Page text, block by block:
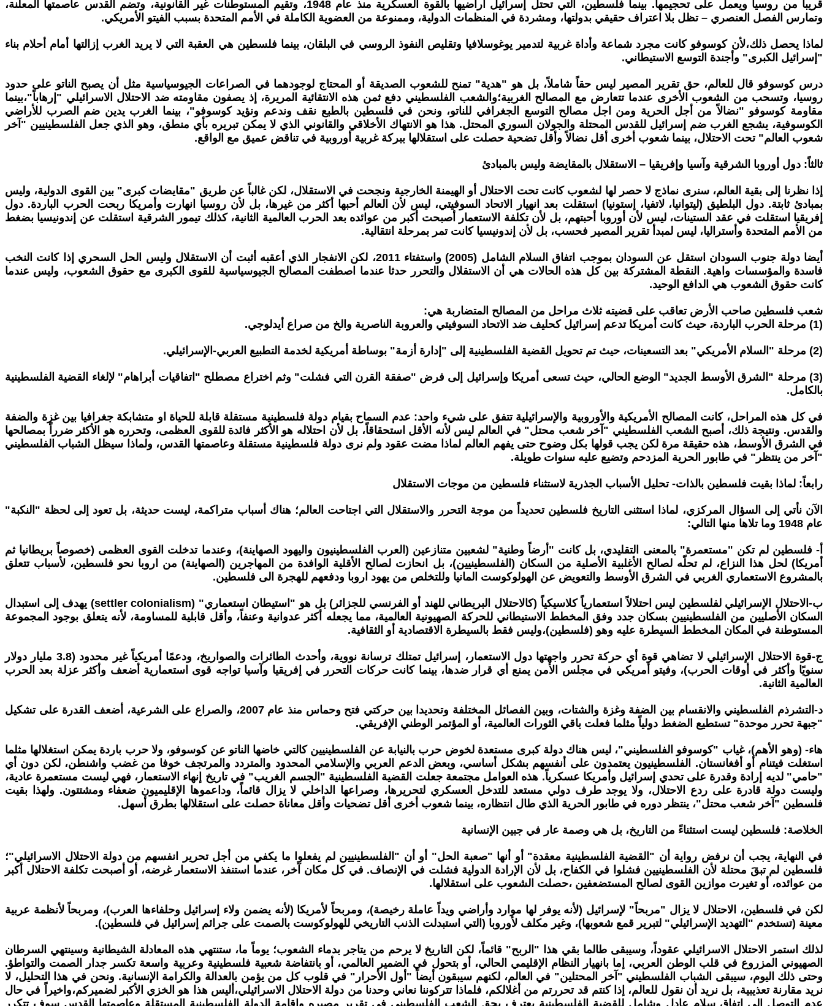
قريبا من روسيا ويعمل على تحجيمها. بينما فلسطين، التي تحتل إسرائيل أراضيها بالقوة العسكرية منذ عام 1948، وتقيم المستوطنات غير القانونية، وتضم القدس عاصمتها المعلنة،
وتمارس الفصل العنصري – تظل بلا اعتراف حقيقي بدولتها، ومشردة في المنظمات الدولية، وممنوعة من العضوية الكاملة في الأمم المتحدة بسبب الفيتو الأمريكي.
لماذا يحصل ذلك،لأن كوسوفو كانت مجرد شماعة وأداة غربية لتدمير يوغوسلافيا وتقليص النفوذ الروسي في البلقان، بينما فلسطين هي العقبة التي لا يريد الغرب إزالتها أمام أحلام بناء
"إسرائيل الكبرى" وأجندة التوسع الاستيطاني.
درس كوسوفو قال للعالم، حق تقرير المصير ليس حقاً شاملاً، بل هو "هدية" تمنح للشعوب الصديقة أو المحتاج لوجودهما في الصراعات الجيوسياسية مثل أن يصبح الناتو على حدود
روسيا، وتسحب من الشعوب الأخرى عندما تتعارض مع المصالح الغربية؛والشعب الفلسطيني دفع ثمن هذه الانتقائية المريرة، إذ يصفون مقاومته ضد الاحتلال الاسرائيلي "إرهاباً"،بينما
مقاومة كوسوفو "نضالاً من أجل الحرية ومن اجل مصالح التوسع الجغرافي للناتو، ونحن في فلسطين بالطبع نقف وندعم ونؤيد كوسوفو"، بينما الغرب يدين ضم الصرب للأراضي
الكوسوفية، يشجع الغرب ضم إسرائيل للقدس المحتلة والجولان السوري المحتل. هذا هو الانتهاك الأخلاقي والقانوني الذي لا يمكن تبريره بأي منطق، وهو الذي جعل الفلسطينيين "آخر
شعوب العالم" تحت الاحتلال، بينما شعوب أخرى أقل نضالاً وأقل تضحية حصلت على استقلالها ببركة غربية أوروبية في تناقض عميق مع الواقع.
ثالثاً: دول أوروبا الشرقية وآسيا وإفريقيا – الاستقلال بالمقايضة وليس بالمبادئ
إذا نظرنا إلى بقية العالم، سنرى نماذج لا حصر لها لشعوب كانت تحت الاحتلال أو الهيمنة الخارجية ونجحت في الاستقلال، لكن غالباً عن طريق "مقايضات كبرى" بين القوى الدولية، وليس
بمبادئ ثابتة. دول البلطيق (ليتوانيا، لاتفيا، إستونيا) استقلت بعد انهيار الاتحاد السوفيتي، ليس لأن العالم أحبها أكثر من غيرها، بل لأن روسيا انهارت وأمريكا ربحت الحرب الباردة. دول
إفريقيا استقلت في عقد الستينات، ليس لأن أوروبا أحبتهم، بل لأن تكلفة الاستعمار أصبحت أكبر من عوائده بعد الحرب العالمية الثانية، كذلك تيمور الشرقية استقلت عن إندونيسيا بضغط
من الأمم المتحدة وأستراليا، ليس لمبدأ تقرير المصير فحسب، بل لأن إندونيسيا كانت تمر بمرحلة انتقالية.
أيضا دولة جنوب السودان استقل عن السودان بموجب اتفاق السلام الشامل (2005) واستفتاء 2011، لكن الانفجار الذي أعقبه أثبت أن الاستقلال وليس الحل السحري إذا كانت النخب
فاسدة والمؤسسات واهية. النقطة المشتركة بين كل هذه الحالات هي أن الاستقلال والتحرر حدثا عندما اصطفت المصالح الجيوسياسية للقوى الكبرى مع حقوق الشعوب، وليس عندما
كانت حقوق الشعوب هي الدافع الوحيد.
شعب فلسطين صاحب الأرض تعاقب على قضيته ثلاث مراحل من المصالح المتضاربة هي:
(1) مرحلة الحرب الباردة، حيث كانت أمريكا تدعم إسرائيل كحليف ضد الاتحاد السوفيتي والعروبة الناصرية والخ من صراع أيدلوجي.
(2) مرحلة "السلام الأمريكي" بعد التسعينات، حيث تم تحويل القضية الفلسطينية إلى "إدارة أزمة" بوساطة أمريكية لخدمة التطبيع العربي-الإسرائيلي.
(3) مرحلة "الشرق الأوسط الجديد" الوضع الحالي، حيث تسعى أمريكا وإسرائيل إلى فرض "صفقة القرن التي فشلت" وثم اختراع مصطلح "اتفاقيات أبراهام" لإلغاء القضية الفلسطينية
بالكامل.
في كل هذه المراحل، كانت المصالح الأمريكية والأوروبية والإسرائيلية تتفق على شيء واحد: عدم السماح بقيام دولة فلسطينية مستقلة قابلة للحياة او متشابكة جغرافيا بين غزة والضفة
والقدس. ونتيجة ذلك، أصبح الشعب الفلسطيني "آخر شعب محتل" في العالم ليس لأنه الأقل استحقاقاً، بل لأن احتلاله هو الأكثر فائدة للقوى العظمى، وتحرره هو الأكثر ضرراً بمصالحها
في الشرق الأوسط، هذه حقيقة مرة لكن يجب قولها بكل وضوح حتى يفهم العالم لماذا مضت عقود ولم نرى دولة فلسطينية مستقلة وعاصمتها القدس، ولماذا سيظل الشباب الفلسطيني
"آخر من ينتظر" في طابور الحرية المزدحم وتضيع عليه سنوات طويلة.
رابعاً: لماذا بقيت فلسطين بالذات- تحليل الأسباب الجذرية لاستثناء فلسطين من موجات الاستقلال
الآن نأتي إلى السؤال المركزي، لماذا استثنى التاريخ فلسطين تحديداً من موجة التحرر والاستقلال التي اجتاحت العالم؛ هناك أسباب متراكمة، ليست حديثة، بل تعود إلى لحظة "النكبة"
عام 1948 وما تلاها منها التالي:
أ- فلسطين لم تكن "مستعمرة" بالمعنى التقليدي، بل كانت "أرضاً وطنية" لشعبين متنازعين (العرب الفلسطينيون واليهود الصهاينة)، وعندما تدخلت القوى العظمى (خصوصاً بريطانيا ثم
أمريكا) لحل هذا النزاع، لم تحلّه لصالح الأغلبية الأصلية من السكان (الفلسطينيين)، بل انحازت لصالح الأقلية الوافدة من المهاجرين (الصهاينة) من اروبا نحو فلسطين، لأسباب تتعلق
بالمشروع الاستعماري الغربي في الشرق الأوسط والتعويض عن الهولوكوست المانيا وللتخلص من يهود اروبا ودفعهم للهجرة الى فلسطين.
ب-الاحتلال الإسرائيلي لفلسطين ليس احتلالاً استعمارياً كلاسيكياً (كالاحتلال البريطاني للهند أو الفرنسي للجزائر) بل هو "استيطان استعماري" (settler colonialism) يهدف إلى استبدال
السكان الأصليين من الفلسطينيين بسكان جدد وفق المخطط الاستيطاني للحركة الصهيونية العالمية، مما يجعله أكثر عدوانية وعنفاً، وأقل قابلية للمساومة، لأنه يتعلق بوجود المجموعة
المستوطنة في المكان المخطط السيطرة عليه وهو (فلسطين)،وليس فقط بالسيطرة الاقتصادية أو الثقافية.
ج-قوة الاحتلال الإسرائيلي لا تضاهي قوة أي حركة تحرر واجهتها دول الاستعمار، إسرائيل تمتلك ترسانة نووية، وأحدث الطائرات والصواريخ، ودعمًا أمريكياً غير محدود (3.8 مليار دولار
سنويًا وأكثر في أوقات الحرب)، وفيتو أمريكي في مجلس الأمن يمنع أي قرار ضدها، بينما كانت حركات التحرر في إفريقيا وآسيا تواجه قوى استعمارية أضعف وأكثر عزلة بعد الحرب
العالمية الثانية.
د-التشرذم الفلسطيني والانقسام بين الضفة وغزة والشتات، وبين الفصائل المختلفة وتحديدا بين حركتي فتح وحماس منذ عام 2007، والصراع على الشرعية، أضعف القدرة على تشكيل
"جبهة تحرر موحدة" تستطيع الضغط دولياً مثلما فعلت باقي الثورات العالمية، أو المؤتمر الوطني الإفريقي.
هاء- (وهو الأهم)، غياب "كوسوفو الفلسطيني"، ليس هناك دولة كبرى مستعدة لخوض حرب بالنيابة عن الفلسطينيين كالتي خاضها الناتو عن كوسوفو، ولا حرب باردة يمكن استغلالها مثلما
استغلت فيتنام أو أفغانستان. الفلسطينيون يعتمدون على أنفسهم بشكل أساسي، وبعض الدعم العربي والإسلامي المحدود والمتردد والمرتجف خوفا من غضب واشنطن، لكن دون أي
"حامي" لديه إرادة وقدرة على تحدي إسرائيل وأمريكا عسكرياً. هذه العوامل مجتمعة جعلت القضية الفلسطينية "الجسم الغريب" في تاريخ إنهاء الاستعمار، فهي ليست مستعمرة عادية،
وليست دولة قادرة على ردع الاحتلال، ولا يوجد طرف دولي مستعد للتدخل العسكري لتحريرها، وصراعها الداخلي لا يزال قائماً، وداعموها الإقليميون ضعفاء ومشتتون. ولهذا بقيت
فلسطين "آخر شعب محتل"، ينتظر دوره في طابور الحرية الذي طال انتظاره، بينما شعوب أخرى أقل تضحيات وأقل معاناة حصلت على استقلالها بطرق أسهل.
الخلاصة: فلسطين ليست استثناءً من التاريخ، بل هي وصمة عار في جبين الإنسانية
في النهاية، يجب أن نرفض رواية أن "القضية الفلسطينية معقدة" أو أنها "صعبة الحل" أو أن "الفلسطينيين لم يفعلوا ما يكفي من أجل تحرير انفسهم من دولة الاحتلال الاسرائيلي"؛
فلسطين لم تبقَ محتلة لأن الفلسطينيين فشلوا في الكفاح، بل لأن الإرادة الدولية فشلت في الإنصاف. في كل مكان آخر، عندما استنفذ الاستعمار غرضه، أو أصبحت تكلفة الاحتلال أكبر
من عوائده، أو تغيرت موازين القوى لصالح المستضعفين ،حصلت الشعوب على استقلالها.
لكن في فلسطين، الاحتلال لا يزال "مربحاً" لإسرائيل (لأنه يوفر لها موارد وأراضي ويداً عاملة رخيصة)، ومربحاً لأمريكا (لأنه يضمن ولاء إسرائيل وحلفاءها العرب)، ومربحاً لأنظمة عربية
معينة (تستخدم "التهديد الإسرائيلي" لتبرير قمع شعوبها)، وغير مكلف لأوروبا (التي استبدلت الذنب التاريخي للهولوكوست بالصمت على جرائم إسرائيل في فلسطين).
لذلك استمر الاحتلال الاسرائيلي عقوداً، وسيبقى طالما بقي هذا "الربح" قائماً، لكن التاريخ لا يرحم من يتاجر بدماء الشعوب؛ يوماً ما، ستنتهي هذه المعادلة الشيطانية وسينتهي السرطان
الصهيوني المزروع في قلب الوطن العربي، إما بانهيار النظام الإقليمي الحالي، أو بتحول في الضمير العالمي، أو بانتفاضة شعبية فلسطينية وعربية واسعة تكسر جدار الصمت والتواطؤ.
وحتى ذلك اليوم، سيبقى الشباب الفلسطيني "آخر المحتلين" في العالم، لكنهم سيبقون أيضاً "أول الأحرار" في قلوب كل من يؤمن بالعدالة والكرامة الإنسانية. ونحن في هذا التحليل، لا
نريد مقارنة تعذيبية، بل نريد أن نقول للعالم، إذا كنتم قد تحررتم من أغلالكم، فلماذا تتركوننا نعاني وحدنا من دولة الاحتلال الاسرائيلي،أليس هذا هو الخزي الأكبر لضميركم،واخيراً في حال
عدم التوصل إلى اتفاق سلام عادل وشامل للقضية الفلسطينية يعترف بحق الشعب الفلسطيني في تقرير مصيره وإقامة الدولة الفلسطينية المستقلة وعاصمتها القدس سوف تتكرر